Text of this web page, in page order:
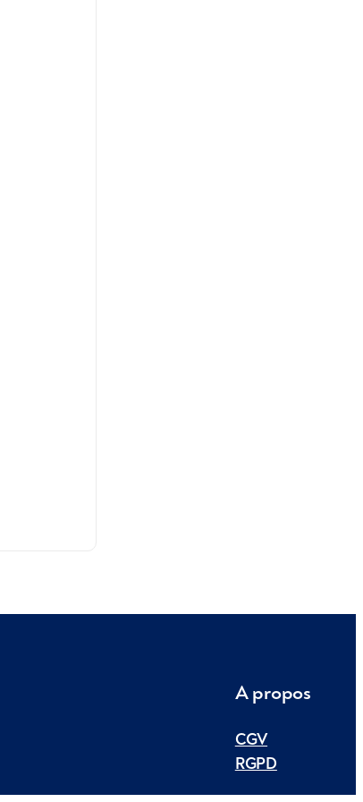
A propos
CGV
RGPD